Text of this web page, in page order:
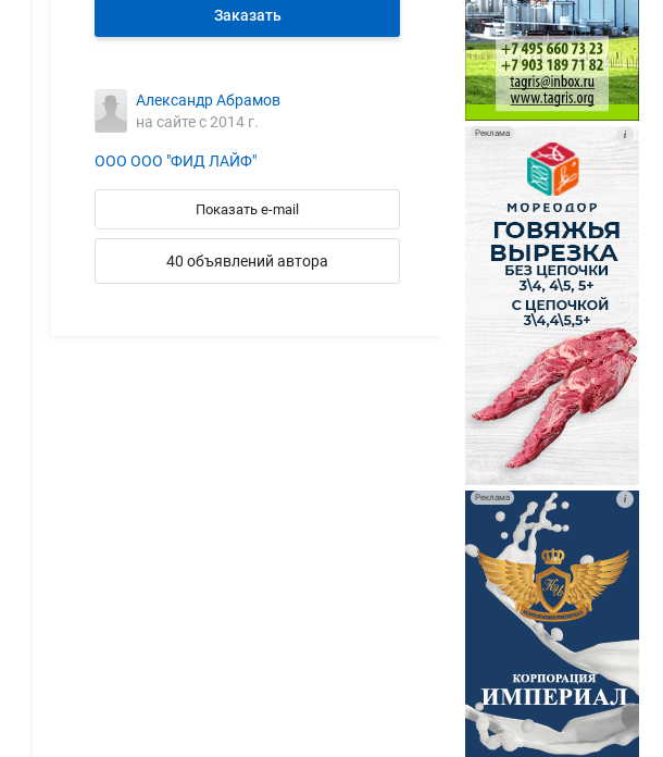
Заказать
Александр Абрамов
на сайте с 2014 г.
ООО ООО "ФИД ЛАЙФ"
Показать e-mail
40 объявлений автора
Реклама i
Реклама i